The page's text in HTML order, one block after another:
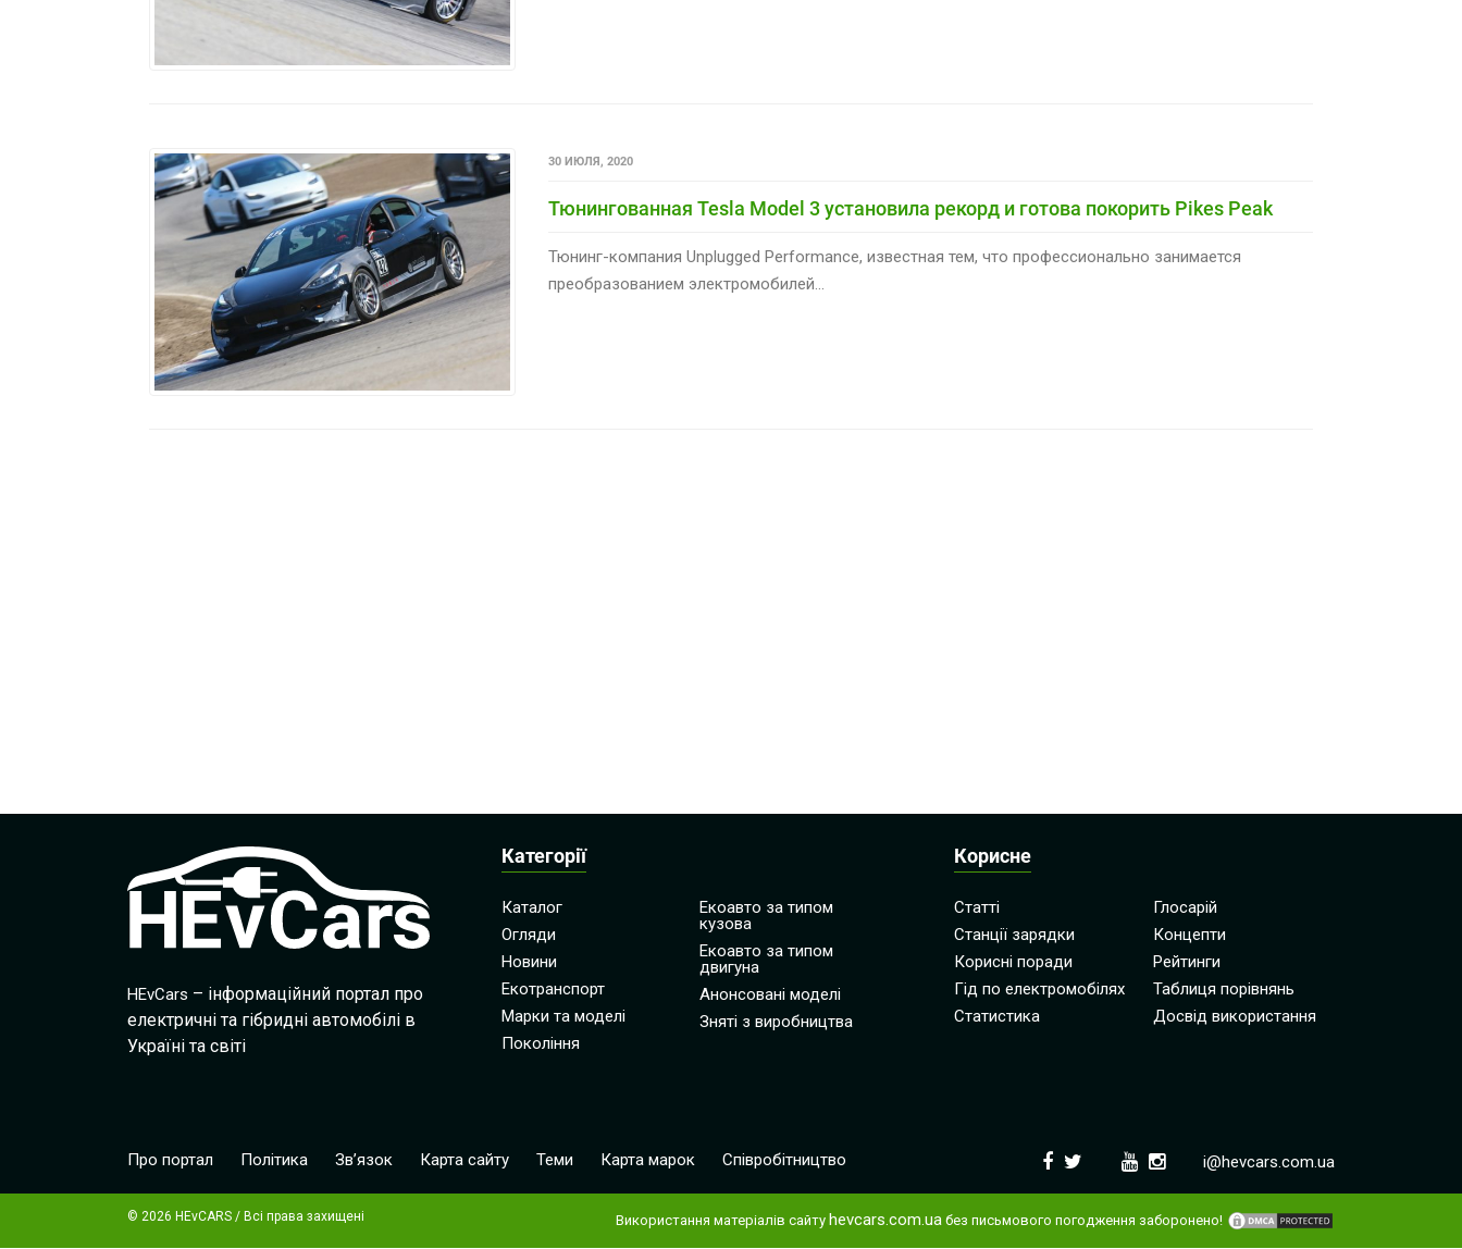
30 ИЮЛЯ, 2020
Тюнингованная Tesla Model 3 установила рекорд и готова покорить Pikes Peak
Тюнинг-компания Unplugged Performance, известная тем, что профессионально занимается
преобразованием электромобилей...
HEvCars – інформаційний портал про
електричні та гібридні автомобілі в
Україні та світі
Категорії
Каталог
Огляди
Новини
Екотранспорт
Марки та моделі
Покоління
Екоавто за типом
кузова
Екоавто за типом
двигуна
Анонсовані моделі
Зняті з виробництва
Корисне
Статті
Станції зарядки
Корисні поради
Гід по електромобілях
Статистика
Глосарій
Концепти
Рейтинги
Таблиця порівнянь
Досвід використання
Про портал Політика Зв’язок Карта сайту Теми Карта марок Співробітництво i@hevcars.com.ua
© 2026 HEvCARS / Всі права захищені Використання матеріалів сайту hevcars.com.ua без письмового погодження заборонено!